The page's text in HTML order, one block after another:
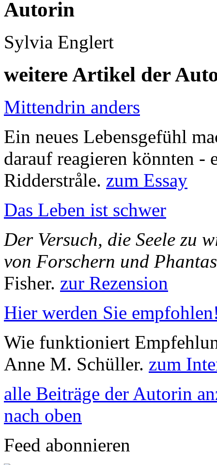
Autorin
Sylvia Englert
weitere Artikel der
Mittendrin anders
Ein neues Lebensgefühl
darauf reagieren könnten -
Ridderstråle. zum Essay
Das Leben ist schwer
Der Versuch, die Seele zu
von Forschern und
Fisher. zur Rezension
Hier werden Sie
Wie funktioniert
Anne M. Schüller. zum
alle Beiträge der Autorin
nach oben
Feed abonnieren